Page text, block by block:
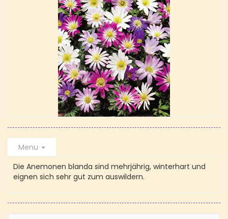
Menu
Die Anemonen blanda sind mehrjährig, winterhart und
eignen sich sehr gut zum auswildern.